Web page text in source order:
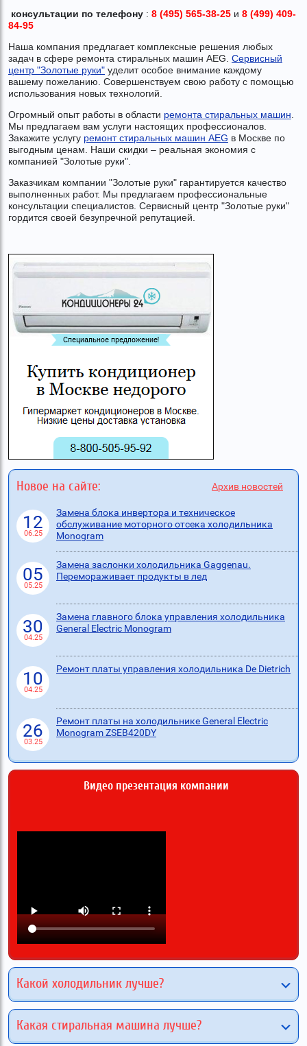
консультации по телефону : 8 (495) 565-38-25 и 8 (499) 409-
84-95
Наша компания предлагает комплексные решения любых
задач в сфере ремонта стиральных машин AEG. Сервисный
центр "Золотые руки" уделит особое внимание каждому
вашему пожеланию. Совершенствуем свою работу с помощью
использования новых технологий.
Огромный опыт работы в области ремонта стиральных машин
Мы предлагаем вам услуги настоящих профессионалов.
Закажите услугу ремонт стиральных машин AEG в Москве по
выгодным ценам. Наши скидки – реальная экономия с
компанией "Золотые руки".
Заказчикам компании "Золотые руки" гарантируется качество
выполненных работ. Мы предлагаем профессиональные
консультации специалистов. Сервисный центр "Золотые руки"
гордится своей безупречной репутацией.
Новое на сайте: Архив новостей
12
06.25
Замена блока инвертора и техническое
обслуживание моторного отсека холодильника
Monogram
05
05.25
Замена заслонки холодильника Gaggenau.
Перемораживает продукты в лед
30
04.25
Замена главного блока управления холодильника
General Electric Monogram
10
04.25
Ремонт платы управления холодильника De Dietrich
26
03.25
Ремонт платы на холодильнике General Electric
Monogram ZSEB420DY
Видео презентация компании
Какой холодильник лучше?
Какая стиральная машина лучше?